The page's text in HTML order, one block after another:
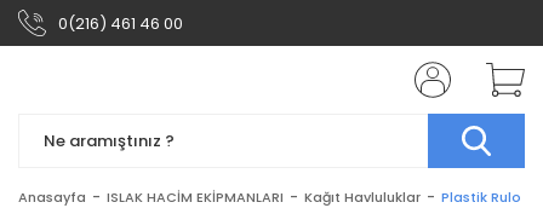
0(216) 461 46 00
Anasayfa ISLAK HACİM EKİPMANLARI Kağıt Havluluklar Plastik Rulo